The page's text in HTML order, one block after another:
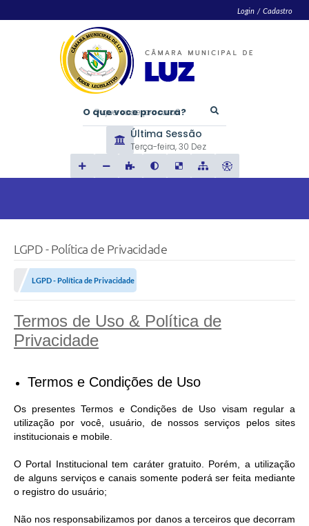
Login / Cadastro
O que voce procura?
Última Sessão
Terça-feira 30 Dez
LGPD - Política de Privacidade
LGPD - Política de Privacidade
Termos de Uso & Política de
Privacidade
Termos e Condições de Uso
Os presentes Termos e Condições de Uso visam regular a
utilização por você, usuário, de nossos serviços pelos sites
institucionais e mobile.
O Portal Institucional tem caráter gratuito. Porém, a utilização
de alguns serviços e canais somente poderá ser feita mediante
o registro do usuário;
Não nos responsabilizamos por danos a terceiros que decorram